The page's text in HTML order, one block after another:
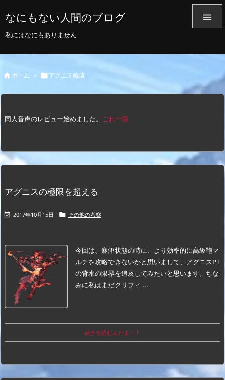
なにもない人間のブログ
私にはなにもありません

 ホーム > アグニス編成
同人音声のレビュー始めました。 これ一覧
アグニスの極限を超える
 2017年10月15日  その他の考察
今回は、麻痺状態の時に、より効率的に高級鞄マ
ルチを攻略できないかと思いまして、アグニスPT
の背水の限界を追及してみたいと思います。ちな
みに私はまだクリフィ ...
続きを読むんだよ！！